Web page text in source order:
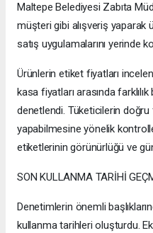
Maltepe Belediyesi Zabıta
müşteri gibi alışveriş yaparak
satış uygulamalarını yerinde
Ürünlerin etiket fiyatları
kasa fiyatları arasında
denetlendi. Tüketicilerin
yapabilmesine yönelik
etiketlerinin görünürlüğü ve
SON KULLANMA TARİHİ
Denetimlerin önemli
kullanma tarihleri oluşturdu.